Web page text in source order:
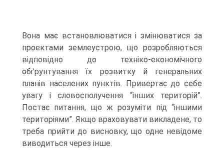
Вона має встановлюватися і змінюватися за
проектами землеустрою, що розробляються
відповідно до техніко-економічного
обґрунтування їх розвитку й генеральних
планів населених пунктів. Привертає до себе
увагу і словосполучення “інших територій”.
Постає питання, що ж розуміти під “іншими
територіями”. Якщо враховувати викладене, то
треба прийти до висновку, що одне невідоме
виводиться через інше.